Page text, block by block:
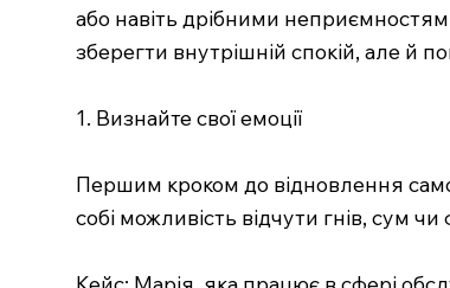
або навіть дрібними
зберегти внутрішній спокій, але й
1. Визнайте свої емоції
Першим кроком до відновлення
собі можливість відчути гнів, сум